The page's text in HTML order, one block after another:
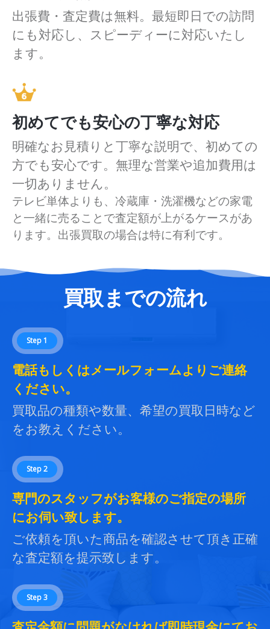
出張費・査定費は無料。最短即日での訪問
にも対応し、スピーディーに対応いたし
ます。
初めてでも安心の丁寧な対応
明確なお見積りと丁寧な説明で、初めての
方でも安心です。無理な営業や追加費用は
一切ありません。
テレビ単体よりも、冷蔵庫・洗濯機などの家電
と一緒に売ることで査定額が上がるケースがあ
ります。出張買取の場合は特に有利です。
買取までの流れ
Step 1
電話もしくはメールフォームよりご連絡
ください。
買取品の種類や数量、希望の買取日時など
をお教えください。
Step 2
専門のスタッフがお客様のご指定の場所
にお伺い致します。
ご依頼を頂いた商品を確認させて頂き正確
な査定額を提示致します。
Step 3